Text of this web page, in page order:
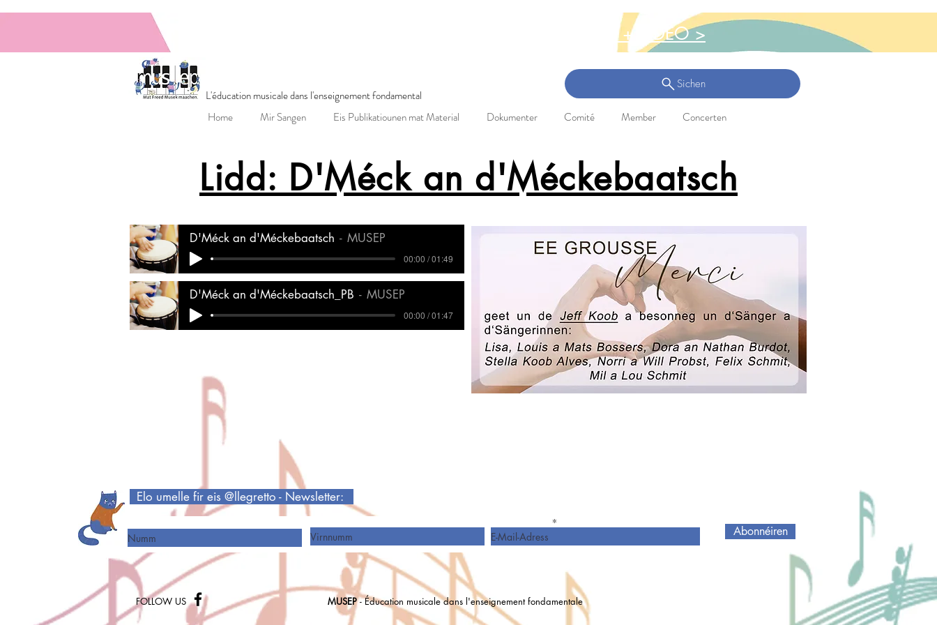
MUSEPGruppen-Concert: 3. Mee 2025 Réckbléck + VIDEO >
L'éducation musicale dans l'enseignement fondamental
Home
Mir Sangen Eis Publikatiounen mat Material Dokumenter Comité Member Concerten
Sichen
Lidd: D'Méck an d'Méckebaatsch
D'Méck an d'Méckebaatsch MUSEP
00:00 / 01:49
D'Méck an d'Méckebaatsch_PB MUSEP
00:00 / 01:47
Elo umelle fir eis @llegretto - Newsletter:
Abonnéiren
FOLLOW US MUSEP- Éducation musicale dans l'enseignement fondamentale